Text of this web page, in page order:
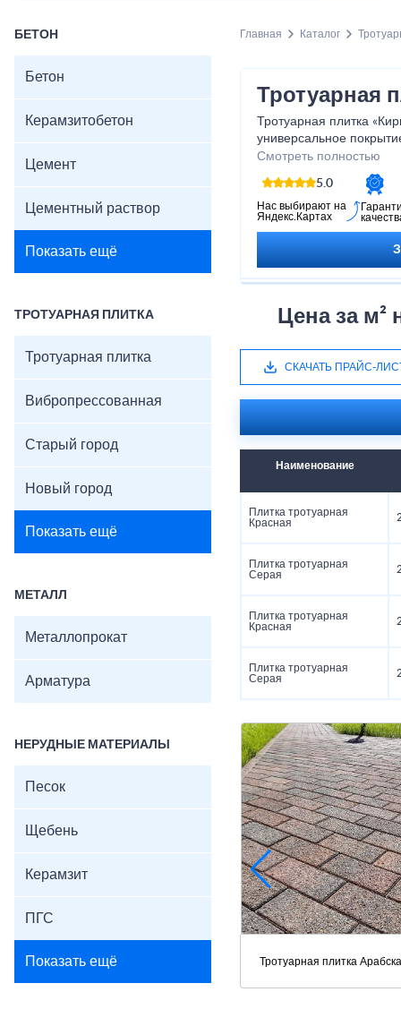
БЕТОН
Бетон
Керамзитобетон
Цемент
Цементный раствор
Показать ещё
ТРОТУАРНАЯ ПЛИТКА
Тротуарная плитка
Вибропрессованная
Старый город
Новый город
Показать ещё
МЕТАЛЛ
Металлопрокат
Арматура
НЕРУДНЫЕ МАТЕРИАЛЫ
Песок
Щебень
Керамзит
ПГС
Показать ещё
Главная Каталог
Тротуарная
Тротуарная плитка
универсальное
и надёжность.
позволяет создавать
«ёлочку», «шахматку»
устойчива к влаге,
выцветает и не
Размер: 200×100×60
Материал:
Прочность: ≥30 МПа
Морозостойкость:
Поверхность:
Смотреть полностью
5.0
Нас выбирают на
Яндекс.Картах
Цена за м²
СКАЧАТЬ ПРАЙС-
Наименование
Плитка тротуарная
Красная
Плитка тротуарная
Серая
Плитка тротуарная
Красная
Плитка тротуарная
Серая
Тротуарная плитка